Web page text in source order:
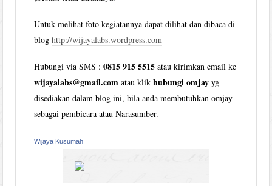
Untuk melihat foto kegiatannya dapat dilihat dan dibaca di
bloghttp://wijayalabs.wordpress.com
Hubungi via SMS :0815 915 5515 atau kirimkan email ke
wijayalabs@gmail.com atau klikhubungi omjay yg
disediakan dalam blog ini, bila anda membutuhkan omjay
sebagai pembicara atau Narasumber.
Wijaya Kusumah